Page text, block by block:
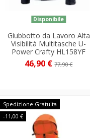
Disponibile
Giubbotto da Lavoro Alta
Visibilità Multitasche U-
Power Crafty HL158YF
46,90 €77,90 €
Spedizione Gratuita
-11,00 €